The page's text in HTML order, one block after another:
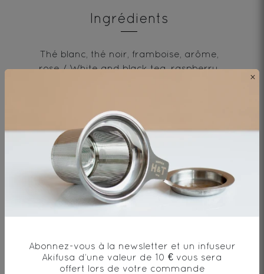
Ingrédients
Thé blanc, thé noir, framboise, arôme,
rose / White and black tea, raspberry,
Envie de changement?
vous aimerez aussi...
AJOUTER UN COMMENTAIRE
×
Abonnez-vous à la newsletter et un infuseur
Akifusa d’une valeur de 10 € vous sera
offert lors de votre commande